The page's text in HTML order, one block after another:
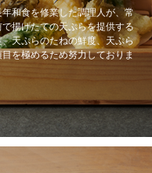
和食を修業した調理人が、常
揚げたての天ぷらを提供する
天ぷらのたねの鮮度、天ぷら
を極めるため努力しておりま